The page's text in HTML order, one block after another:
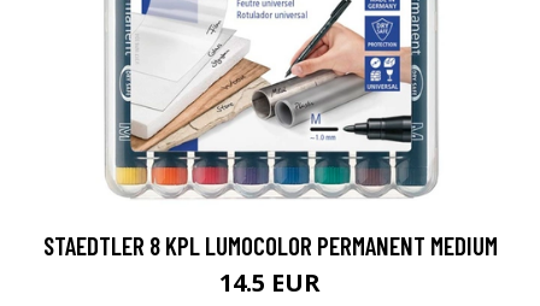
STAEDTLER 8 KPL LUMOCOLOR PERMANENT MEDIUM
14.5 EUR